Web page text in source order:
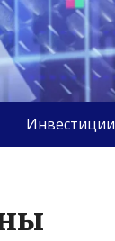
Инвестиции